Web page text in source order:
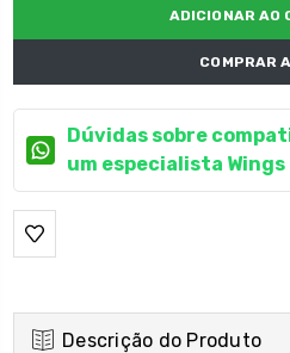
COMPRAR
Dúvidas sobre
um especialista Wings
Descrição do Produto